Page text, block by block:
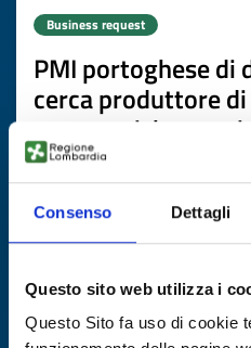
Consenso Dettagli
Questo sito web utilizza i
Questo Sito fa uso di cookie
Business request
PMI portoghese di
cerca produttore
ergonomiche per
ID: BRPT20260416016